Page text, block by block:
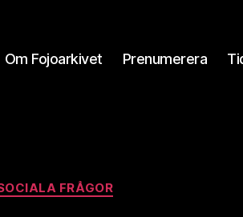
Om Fojoarkivet Prenumerera
FRÅGOR